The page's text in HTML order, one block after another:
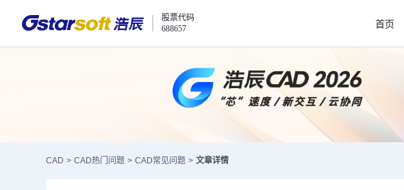
股票代码
688657
首页
CAD > CAD热门问题 > CAD常见问题 > 文章详情